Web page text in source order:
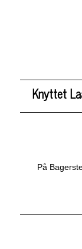
Knyttet
På